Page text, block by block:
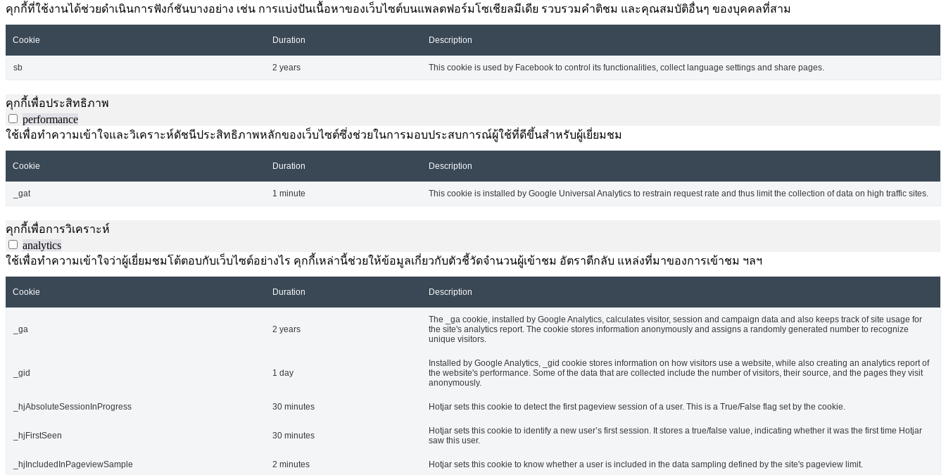
คุกกี้ที่ใช้งานได้ช่วยดำเนินการฟังก์ชันบางอย่าง เช่น การแบ่งปันเนื้อหาของเว็บไซต์บนแพลตฟอร์มโซเชียลมีเดีย รวบรวมคำติชม และคุณสมบัติอื่นๆ ของบุคคลที่สาม
Cookie Duration Description
sb 2 years This cookie is used by Facebook to control its functionalities, collect language settings and share pages.
คุกกี้เพื่อประสิทธิภาพ
performance
ใช้เพื่อทำความเข้าใจและวิเคราะห์ดัชนีประสิทธิภาพหลักของเว็บไซต์ซึ่งช่วยในการมอบประสบการณ์ผู้ใช้ที่ดีขึ้นสำหรับผู้เยี่ยมชม
Cookie Duration Description
_gat 1 minute This cookie is installed by Google Universal Analytics to restrain request rate and thus limit the collection of data on high traffic sites.
คุกกี้เพื่อการวิเคราะห์
analytics
ใช้เพื่อทำความเข้าใจว่าผู้เยี่ยมชมโต้ตอบกับเว็บไซต์อย่างไร คุกกี้เหล่านี้ช่วยให้ข้อมูลเกี่ยวกับตัวชี้วัดจำนวนผู้เข้าชม อัตราตีกลับ แหล่งที่มาของการเข้าชม ฯลฯ
Cookie Duration Description
_ga 2 years
The _ga cookie, installed by Google Analytics, calculates visitor, session and campaign data and also keeps track of site usage for
the site's analytics report. The cookie stores information anonymously and assigns a randomly generated number to recognize
unique visitors.
_gid 1 day
Installed by Google Analytics, _gid cookie stores information on how visitors use a website, while also creating an analytics report of
the website's performance. Some of the data that are collected include the number of visitors, their source, and the pages they visit
anonymously.
_hjAbsoluteSessionInProgress 30 minutes Hotjar sets this cookie to detect the first pageview session of a user. This is a True/False flag set by the cookie.
_hjFirstSeen 30 minutes
Hotjar sets this cookie to identify a new user’s first session. It stores a true/false value, indicating whether it was the first time Hotjar
saw this user.
_hjIncludedInPageviewSample 2 minutes Hotjar sets this cookie to know whether a user is included in the data sampling defined by the site's pageview limit.